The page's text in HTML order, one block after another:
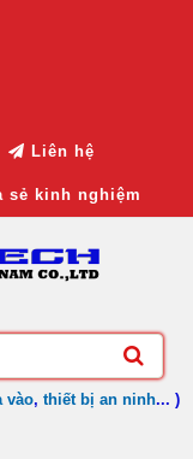
Liên hệ
sẻ kinh nghiệm
vào, thiết bị an ninh... )